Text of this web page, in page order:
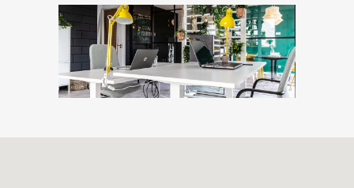
Volg ons ook opFacebookenTwitter